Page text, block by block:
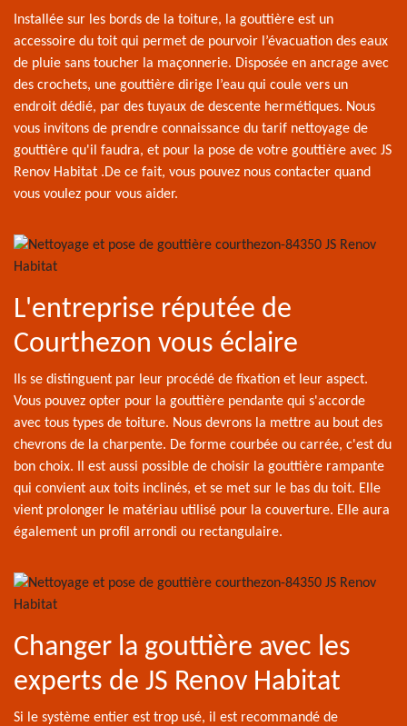
Installée sur les bords de la toiture, la gouttière est un
accessoire du toit qui permet de pourvoir l’évacuation des eaux
de pluie sans toucher la maçonnerie. Disposée en ancrage avec
des crochets, une gouttière dirige l’eau qui coule vers un
endroit dédié, par des tuyaux de descente hermétiques. Nous
vous invitons de prendre connaissance du tarif nettoyage de
gouttière qu'il faudra, et pour la pose de votre gouttière avec JS
Renov Habitat .De ce fait, vous pouvez nous contacter quand
vous voulez pour vous aider.
L'entreprise réputée de
Courthezon vous éclaire
Ils se distinguent par leur procédé de fixation et leur aspect.
Vous pouvez opter pour la gouttière pendante qui s'accorde
avec tous types de toiture. Nous devrons la mettre au bout des
chevrons de la charpente. De forme courbée ou carrée, c'est du
bon choix. Il est aussi possible de choisir la gouttière rampante
qui convient aux toits inclinés, et se met sur le bas du toit. Elle
vient prolonger le matériau utilisé pour la couverture. Elle aura
également un profil arrondi ou rectangulaire.
Changer la gouttière avec les
experts de JS Renov Habitat
Si le système entier est trop usé, il est recommandé de